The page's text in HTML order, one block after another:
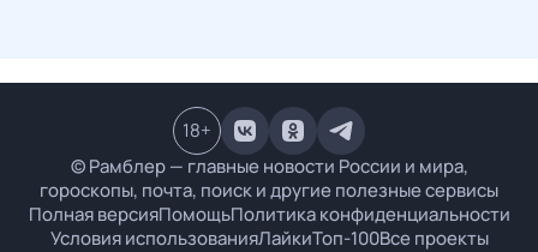
© Рамблер — главные новости России и мира,
гороскопы, почта, поиск и другие полезные сервисы
Полная версияПомощьПолитика конфиденциальности
Условия использованияЛайкиТоп-100Все проекты
18+